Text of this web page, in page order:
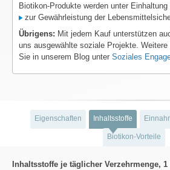
Biotikon-Produkte werden unter Einhaltung
zur Gewährleistung der
Übrigens: Mit jedem Kauf unterstützen
uns ausgewählte soziale Projekte.
Sie in unserem Blog unter Soziales
Eigenschaften Inhaltsstoffe
Biotikon-Vorteile
Inhaltsstoffe je täglicher Verzehrmenge, 1